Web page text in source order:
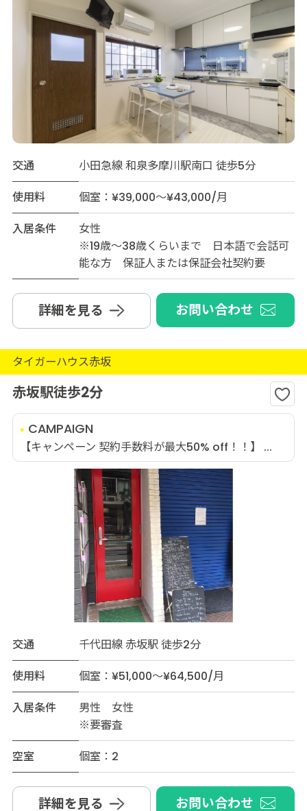
交通
小田急線 和泉多摩川駅南口 徒歩5分
使用料
個室：¥39,000～¥43,000/月
入居条件
女性
※19歳～38歳くらいまで 日本語で会話可
能な方 保証人または保証会社契約要
詳細を見る お問い合わせ
タイガーハウス赤坂
赤坂駅徒歩2分
CAMPAIGN
【キャンペーン 契約手数料が最大50% off！！】 ...
交通
千代田線 赤坂駅 徒歩2分
使用料
個室：¥51,000～¥64,500/月
入居条件
男性 女性
※要審査
空室
個室：2
詳細を見る お問い合わせ